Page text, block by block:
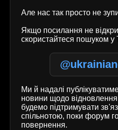
Але нас так просто не
Якщо посилання не
скористайтеся пошуком у
Ми й надалі
новини щодо
будемо підтримувати
спільнотою, поки форум
повернення.